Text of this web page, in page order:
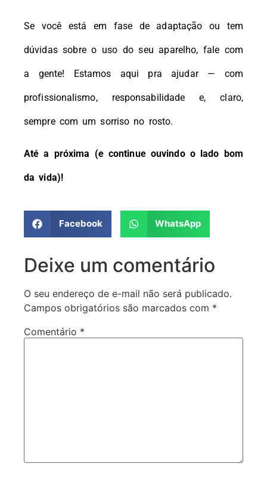
Se você está em fase de adaptação ou tem
dúvidas sobre o uso do seu aparelho, fale com
a gente! Estamos aqui pra ajudar — com
profissionalismo, responsabilidade e, claro,
sempre com um sorriso no rosto.
Até a próxima (e continue ouvindo o lado bom
da vida)!
Facebook WhatsApp
Deixe um comentário
O seu endereço de e-mail não será publicado.
Campos obrigatórios são marcados com *
Comentário *